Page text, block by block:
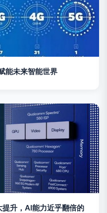
能未来智能世界
升，AI能力近乎翻倍的